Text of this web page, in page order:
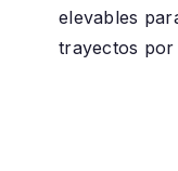
elevables
trayectos